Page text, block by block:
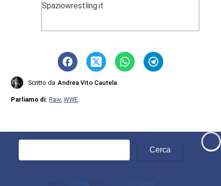
Spaziowrestling.it
Scritto da Andrea Vito Cautela
Parliamo di:Raw,WWE